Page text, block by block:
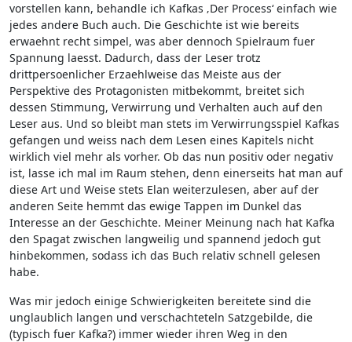
vorstellen kann, behandle ich Kafkas ‚Der Process‘ einfach wie
jedes andere Buch auch. Die Geschichte ist wie bereits
erwaehnt recht simpel, was aber dennoch Spielraum fuer
Spannung laesst. Dadurch, dass der Leser trotz
drittpersoenlicher Erzaehlweise das Meiste aus der
Perspektive des Protagonisten mitbekommt, breitet sich
dessen Stimmung, Verwirrung und Verhalten auch auf den
Leser aus. Und so bleibt man stets im Verwirrungsspiel Kafkas
gefangen und weiss nach dem Lesen eines Kapitels nicht
wirklich viel mehr als vorher. Ob das nun positiv oder negativ
ist, lasse ich mal im Raum stehen, denn einerseits hat man auf
diese Art und Weise stets Elan weiterzulesen, aber auf der
anderen Seite hemmt das ewige Tappen im Dunkel das
Interesse an der Geschichte. Meiner Meinung nach hat Kafka
den Spagat zwischen langweilig und spannend jedoch gut
hinbekommen, sodass ich das Buch relativ schnell gelesen
habe.
Was mir jedoch einige Schwierigkeiten bereitete sind die
unglaublich langen und verschachteteln Satzgebilde, die
(typisch fuer Kafka?) immer wieder ihren Weg in den